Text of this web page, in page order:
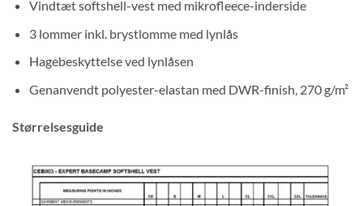
Vindtæt softshell-vest med mikrofleece-inderside
3 lommer inkl. brystlomme med lynlås
Hagebeskyttelse ved lynlåsen
Genanvendt polyester-elastan med DWR-finish, 270 g/m²
Størrelsesguide